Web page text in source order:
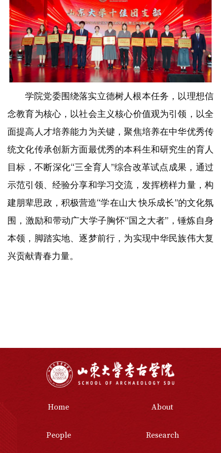
学院党委围绕落实立德树人根本任务，以理想信
念教育为核心，以社会主义核心价值观为引领，以全
面提高人才培养能力为关键，聚焦培养在中华优秀传
统文化传承创新方面最优秀的本科生和研究生的育人
目标，不断深化“三全育人”综合改革试点成果，通过
示范引领、经验分享和学习交流，发挥榜样力量，构
建朋辈思政，积极营造“学在山大 快乐成长”的文化氛
围，激励和带动广大学子胸怀“国之大者”，锤炼自身
本领，脚踏实地、逐梦前行，为实现中华民族伟大复
兴贡献青春力量。
Home About
People Research